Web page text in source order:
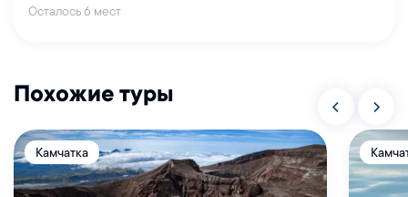
Осталось 6 мест
Похожие туры
Камчатка